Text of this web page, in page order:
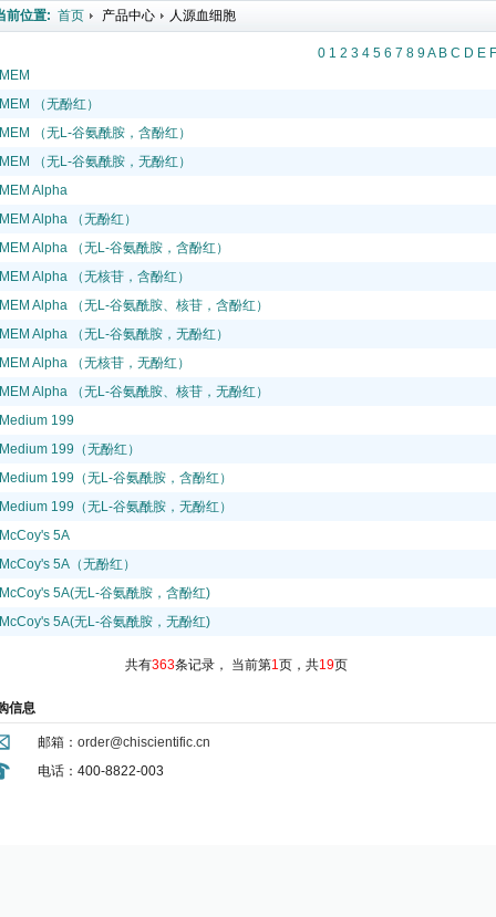
前位置: 首页 产品中心 人源血细胞
0 1 2 3 4 5 6 7 8 9 A B C D E F
MEM
MEM （无酚红）
MEM （无L-谷氨酰胺，含酚红）
MEM （无L-谷氨酰胺，无酚红）
MEM Alpha
MEM Alpha （无酚红）
MEM Alpha （无L-谷氨酰胺，含酚红）
MEM Alpha （无核苷，含酚红）
MEM Alpha （无L-谷氨酰胺、核苷，含酚红）
MEM Alpha （无L-谷氨酰胺，无酚红）
MEM Alpha （无核苷，无酚红）
MEM Alpha （无L-谷氨酰胺、核苷，无酚红）
Medium 199
Medium 199（无酚红）
Medium 199（无L-谷氨酰胺，含酚红）
Medium 199（无L-谷氨酰胺，无酚红）
McCoy's 5A
McCoy's 5A（无酚红）
McCoy's 5A(无L-谷氨酰胺，含酚红)
McCoy's 5A(无L-谷氨酰胺，无酚红)
共有363条记录， 当前第1页，共19页
信息
邮箱： order@chiscientific.cn
电话：400-8822-003